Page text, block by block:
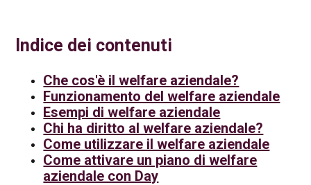
Indice dei contenuti
Che cos'è il welfare aziendale?
Funzionamento del welfare aziendale
Esempi di welfare aziendale
Chi ha diritto al welfare aziendale?
Come utilizzare il welfare aziendale
Come attivare un piano di welfare
aziendale con Day